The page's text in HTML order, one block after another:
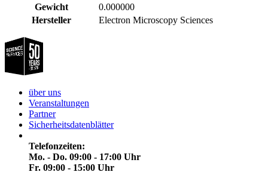
Gewicht
0.000000
Hersteller
Electron Microscopy Sciences
über uns
Veranstaltungen
Partner
Sicherheitsdatenblätter
Telefonzeiten:
Mo. - Do. 09:00 - 17:00 Uhr
Fr. 09:00 - 15:00 Uhr